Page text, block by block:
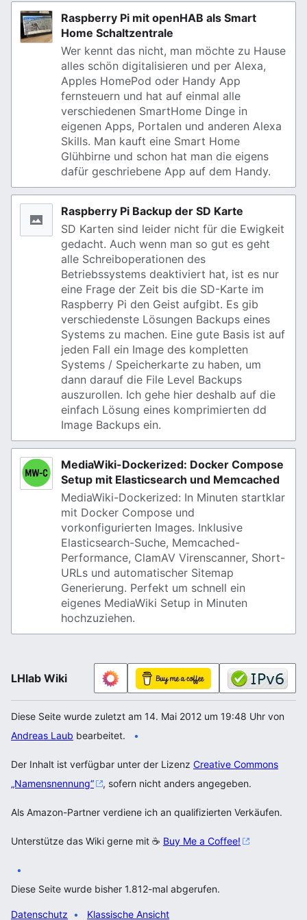
Raspberry Pi mit openHAB als Smart
Home Schaltzentrale
Wer kennt das nicht, man möchte zu Hause
alles schön digitalisieren und per Alexa,
Apples HomePod oder Handy App
fernsteuern und hat auf einmal alle
verschiedenen SmartHome Dinge in
eigenen Apps, Portalen und anderen Alexa
Skills. Man kauft eine Smart Home
Glühbirne und schon hat man die eigens
dafür geschriebene App auf dem Handy.
Raspberry Pi Backup der SD Karte
SD Karten sind leider nicht für die Ewigkeit
gedacht. Auch wenn man so gut es geht
alle Schreiboperationen des
Betriebssystems deaktiviert hat, ist es nur
eine Frage der Zeit bis die SD-Karte im
Raspberry Pi den Geist aufgibt. Es gib
verschiedenste Lösungen Backups eines
Systems zu machen. Eine gute Basis ist auf
jeden Fall ein Image des kompletten
Systems / Speicherkarte zu haben, um
dann darauf die File Level Backups
auszurollen. Ich gehe hier deshalb auf die
einfach Lösung eines komprimierten dd
Image Backups ein.
MediaWiki-Dockerized: Docker Compose
Setup mit Elasticsearch und Memcached
MediaWiki-Dockerized: In Minuten startklar
mit Docker Compose und
vorkonfigurierten Images. Inklusive
Elasticsearch-Suche, Memcached-
Performance, ClamAV Virenscanner, Short-
URLs und automatischer Sitemap
Generierung. Perfekt um schnell ein
eigenes MediaWiki Setup in Minuten
hochzuziehen.
LHlab Wiki
Diese Seite wurde zuletzt am 14. Mai 2012 um 19:48 Uhr von
Andreas Laub bearbeitet.
Der Inhalt ist verfügbar unter der Lizenz Creative Commons
„Namensnennung“
, sofern nicht anders angegeben.
Als Amazon-Partner verdiene ich an qualifizierten Verkäufen.
Unterstütze das Wiki gerne mit ☕ Buy Me a Coffee!
Diese Seite wurde bisher 1.812-mal abgerufen.
Datenschutz Klassische Ansicht